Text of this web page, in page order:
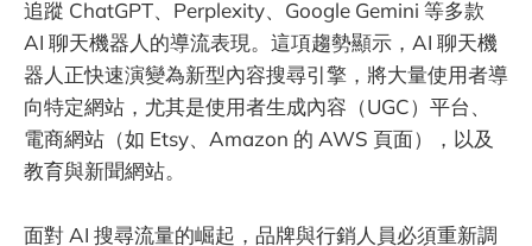
追蹤 ChatGPT、Perplexity、Google Gemini 等多款
AI 聊天機器人的導流表現。這項趨勢顯示，AI 聊天機
器人正快速演變為新型內容搜尋引擎，將大量使用者導
向特定網站，尤其是使用者生成內容（UGC）平台、
電商網站（如 Etsy、Amazon 的 AWS 頁面），以及
教育與新聞網站。
面對 AI 搜尋流量的崛起，品牌與行銷人員必須重新調